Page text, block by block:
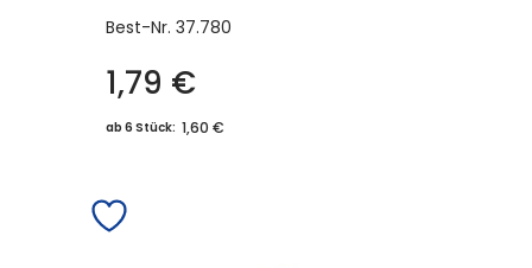
Best-Nr. 37.780
1,79 €
ab 6 Stück: 1,60 €